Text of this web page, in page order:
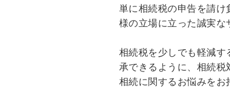
単に相続税の申告を請
様の立場に立った誠実な
相続税を少しでも軽減
承できるように、相続税
相続に関するお悩みをお